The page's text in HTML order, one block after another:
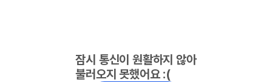
잠시 통신이 원활하지 않아
불러오지 못했어요 :(